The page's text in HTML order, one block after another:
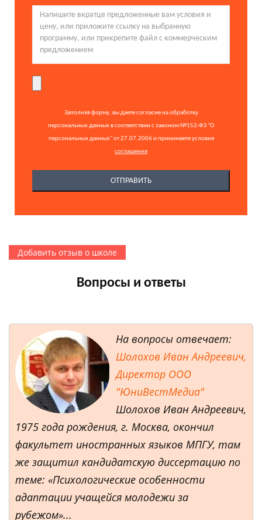
Заполняя форму, вы даете согласие на обработку
персональных данных в соответствии с законом №152-ФЗ "О
персональных данных" от 27.07.2006 и принимаете условия
соглашения
Добавить отзыв о школе
Вопросы и ответы
На вопросы отвечает:
Шолохов Иван Андреевич,
Директор ООО
"ЮниВестМедиа"
Шолохов Иван Андреевич,
1975 года рождения, г. Москва, окончил
факультет иностранных языков МПГУ, там
же защитил кандидатскую диссертацию по
теме: «Психологические особенности
адаптации учащейся молодежи за
рубежом»...